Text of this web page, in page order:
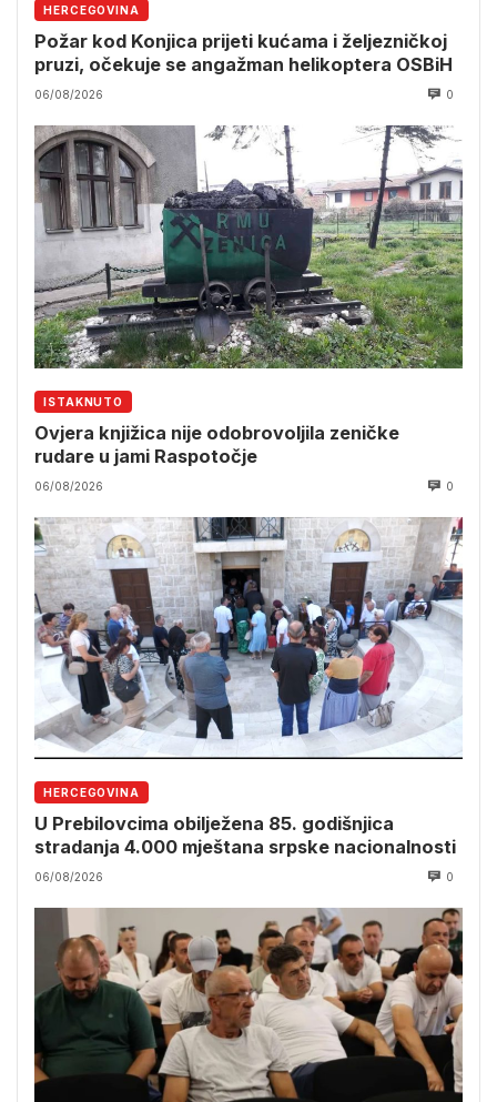
HERCEGOVINA
Požar kod Konjica prijeti kućama i željezničkoj
pruzi, očekuje se angažman helikoptera OSBiH
06/08/2026 0
ISTAKNUTO
Ovjera knjižica nije odobrovoljila zeničke
rudare u jami Raspotočje
06/08/2026 0
HERCEGOVINA
U Prebilovcima obilježena 85. godišnjica
stradanja 4.000 mještana srpske nacionalnosti
06/08/2026 0